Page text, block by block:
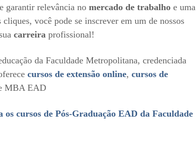
garantir relevância no mercado de trabalho e uma
você pode se inscrever em um de nossos
carreira profissional!
da Faculdade Metropolitana, credenciada
cursos de extensão online, cursos de
MBA EAD
cursos de Pós-Graduação EAD da Faculdade